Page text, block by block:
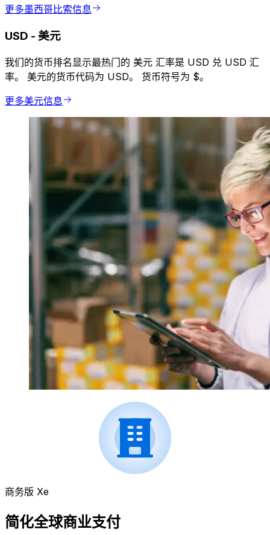
更多墨西哥比索信息
USD - 美元
我们的货币排名显示最热门的 美元 汇率是 USD 兑 USD 汇
率。 美元的货币代码为 USD。 货币符号为 $。
更多美元信息
商务版 Xe
简化全球商业支付